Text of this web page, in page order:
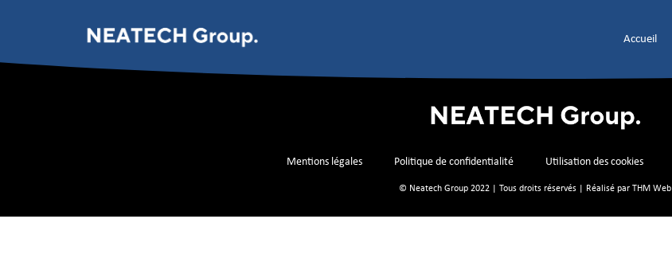
Accueil
Coiltronics
Mentions légales Politique de confidentialité Utilisation des cookies
© Neatech Group 2022 | Tous droits réservés | Réalisé par THM Web